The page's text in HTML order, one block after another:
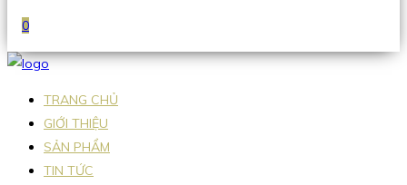
0
TRANG CHỦ
GIỚI THIỆU
SẢN PHẨM
TIN TỨC